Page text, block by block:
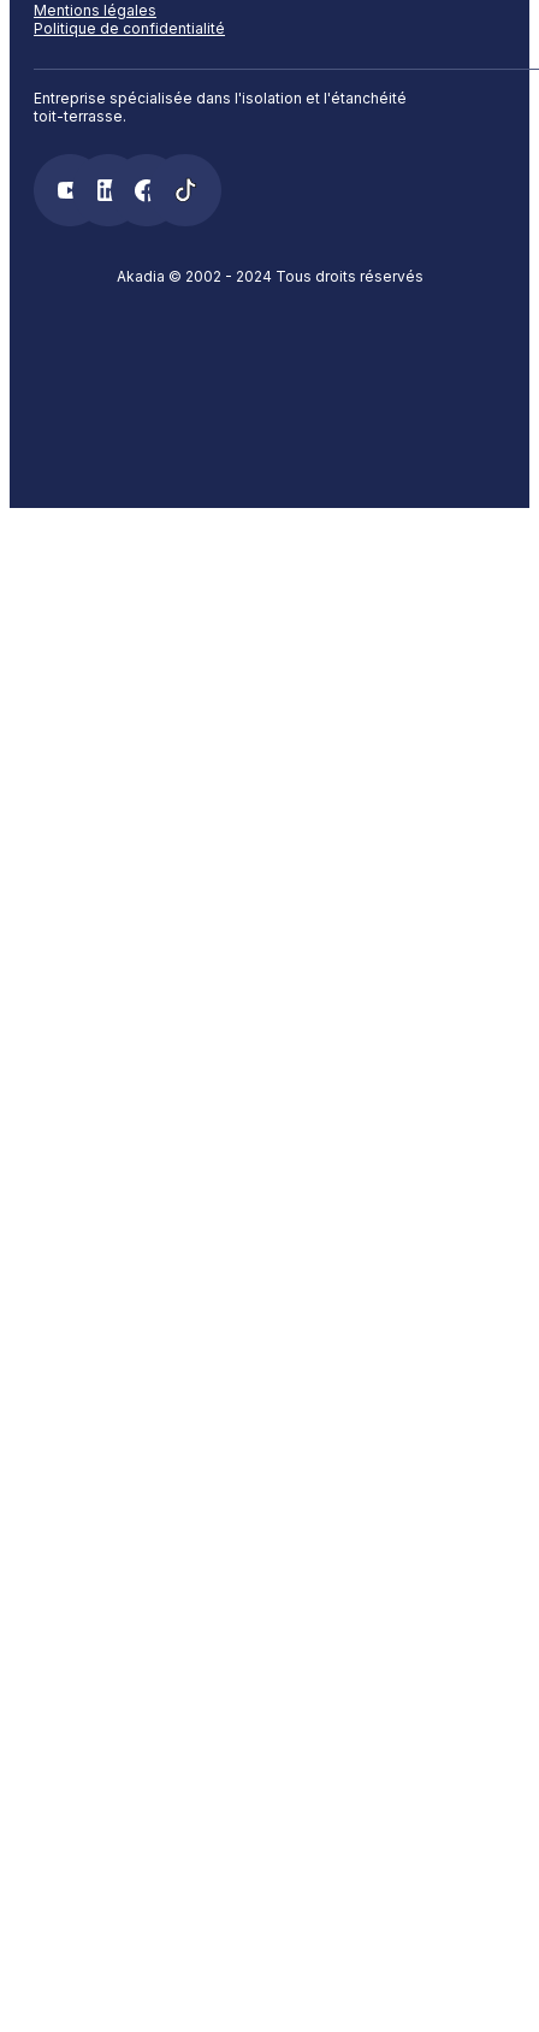
Entreprise spécialisée dans l'isolation et l'étanchéité
toit-terrasse.
Mentions légales
Politique de confidentialité
Akadia © 2002 - 2024 Tous droits réservés